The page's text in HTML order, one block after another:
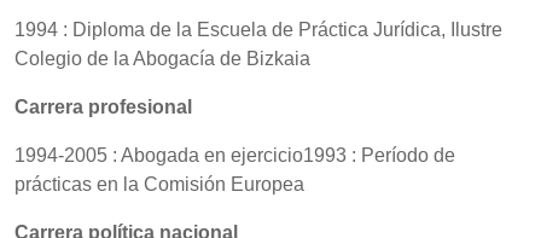
1994 : Diploma de la Escuela de Práctica Jurídica, Ilustre
Colegio de la Abogacía de Bizkaia
Carrera profesional
1994-2005 : Abogada en ejercicio1993 : Período de
prácticas en la Comisión Europea
Carrera política nacional